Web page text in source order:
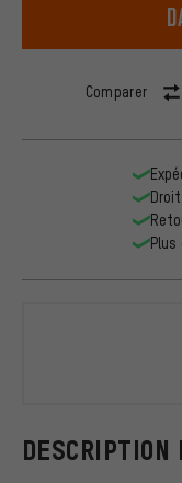
Comparer
DESCRIPTION